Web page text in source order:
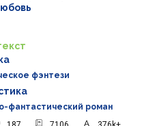
фэнтези
фантастический роман